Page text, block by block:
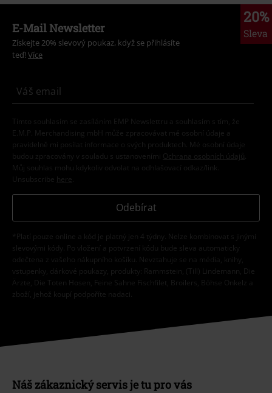
20%
Sleva
E-Mail Newsletter
Získejte 20% slevový poukaz, když se přihlásíte
teď! Více
Tímto souhlasím se zasíláním EMP Newslettru a souhlasím s tím, že
E.M.P. Merchandising mbH může zpracovávat mé osobní údaje a
pravidelně mi posílat informace o svých produktech. Mé osobní údaje
budou zpracovány v souladu s ustanoveními
Ochrana osobních údajů
Můj souhlas mohu kdykoliv odvolat na odhlašovací odkaz/link.
Unsubscribe here
Odebírat
*Platí pouze online a kód je platný jen 4 týdny. Nelze kombinovat s jinými
slevovými kódy. Po vložení a potvrzení kódu bude sleva automaticky
odečtena z vašeho nákupního košíku. Nevztahuje se na média, knihy,
vstupenky, dárkové poukazy, produkty: Rammstein, (Till) Lindemann, Die
Ärzte, Die Toten Hosen, Feine Sahne Fischfilet, Broilers, Böhse Onkelz a
zboží, jehož koupí podpoříte nadaci.
Náš zákaznický servis je tu pro vás